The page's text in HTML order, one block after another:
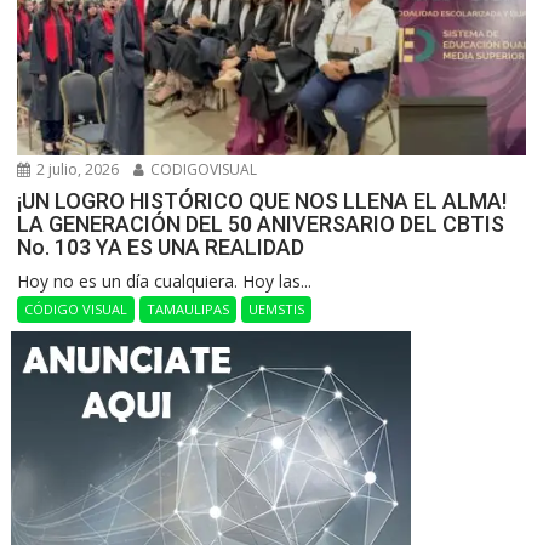
2 julio, 2026 CODIGOVISUAL
¡UN LOGRO HISTÓRICO QUE NOS LLENA EL ALMA!
LA GENERACIÓN DEL 50 ANIVERSARIO DEL CBTIS
No. 103 YA ES UNA REALIDAD
Hoy no es un día cualquiera. Hoy las...
CÓDIGO VISUAL TAMAULIPAS UEMSTIS